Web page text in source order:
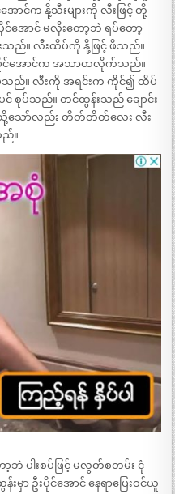
ောင်က နို့သီးများကို လီးဖြင့် တို့
င်အောင် မလိုးတော့ဘဲ ရပ်တော့
သည်။ လီးထိပ်ကို နို့ဖြင့် ဖိသည်။
ပိုင်အောင်က အသာထလိုက်သည်။
သည်။ လီးကို အရင်းက ကိုင်၍ ထိပ်
စုပ်သည်။ တင်ထွန်းသည် ချောင်း
သို့သော်လည်း တိတ်တိတ်လေး လီး
။
ပါးစပ်ဖြင့် မလွတ်စတမ်း ငုံ
ဦးပိုင်အောင် နေရာပြေးဝင်ယူ